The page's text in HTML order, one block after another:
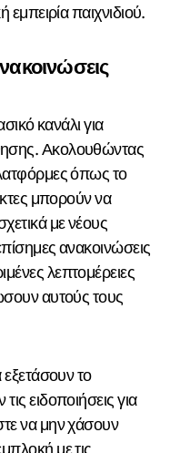
εμπειρία παιχνιδιού.
κανάλι για
Ακολουθώντας
όπως το
μπορούν να
με νέους
ανακοινώσεις
λεπτομέρειες
αυτούς τους
το
ειδοποιήσεις για
να μην χάσουν